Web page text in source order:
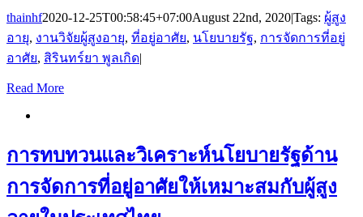
thainhf2020-12-25T00:58:45+07:00August 22nd, 2020|Tags: ผู้สูง
อายุ, งานวิจัยผู้สูงอายุ, ที่อยู่อาศัย, นโยบายรัฐ, การจัดการที่อยู่
อาศัย, สิรินทร์ยา พูลเกิด|
Read More
การทบทวนและวิเคราะห์นโยบายรัฐด้าน
การจัดการที่อยู่อาศัยให้เหมาะสมกับผู้สูง